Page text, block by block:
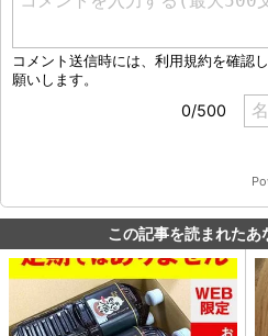
この記事を読まれたあ